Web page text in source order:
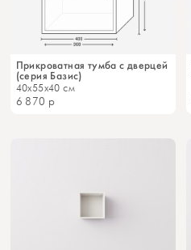
Прикроватная тумба с дверцей
(серия Базис)
40x55x40 см
6 870 р